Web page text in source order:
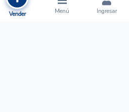
Vender Menú Ingresar